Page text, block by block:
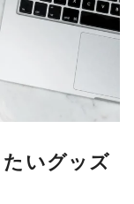
いグッズ